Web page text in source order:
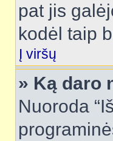
pat jis
kodėl taip
Į viršų
» Ką daro
Nuoroda